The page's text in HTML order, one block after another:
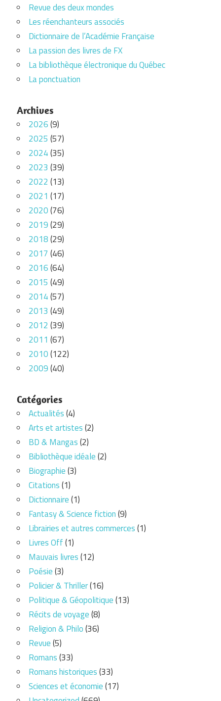
Revue des deux mondes
Les réenchanteurs associés
Dictionnaire de l’Académie Française
La passion des livres de FX
La bibliothèque électronique du Québec
La ponctuation
Archives
2026(9)
2025 (57)
2024(35)
2023 (39)
2022 (13)
2021 (17)
2020(76)
2019(29)
2018(29)
2017 (46)
2016(64)
2015 (49)
2014(57)
2013 (49)
2012 (39)
2011 (67)
2010(122)
2009(40)
Catégories
Actualités(4)
Arts et artistes(2)
BD & Mangas(2)
Bibliothèque idéale(2)
Biographie(3)
Citations(1)
Dictionnaire(1)
Fantasy & Science fiction(9)
Librairies et autres commerces(1)
Livres Off(1)
Mauvais livres(12)
Poésie(3)
Policier & Thriller(16)
Politique & Géopolitique(13)
Récits de voyage(8)
Religion & Philo(36)
Revue(5)
Romans(33)
Romans historiques(33)
Sciences et économie(17)